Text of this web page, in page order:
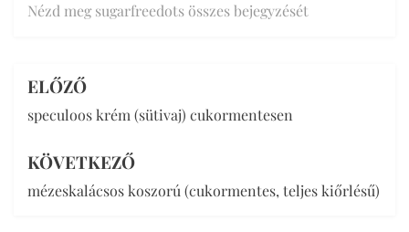
Nézd meg sugarfreedots összes bejegyzését
Bejegyzés
navigáció
ELŐZŐ
speculoos krém (sütivaj) cukormentesen
KÖVETKEZŐ
mézeskalácsos koszorú (cukormentes, teljes kiőrlésű)